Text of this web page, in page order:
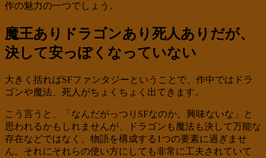
作の魅力の一つでしょう。
魔王ありドラゴンあり死人ありだが、
決して安っぽくなっていない
大きく括ればSFファンタジーということで、作中ではドラ
ゴンや魔法、死人がちょくちょく出てきます。
こう言うと、「なんだがっつりSFなのか。興味ないな」と
思われるかもしれませんが、ドラゴンも魔法も決して万能な
存在などではなく、物語を構成する1つの要素に過ぎませ
ん。それにそれらの使い方にしても非常に工夫されていて